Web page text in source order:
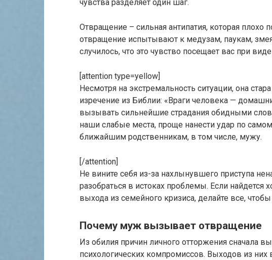
чувства разделяет один шаг.
Отвращение – сильная антипатия, которая плохо
отвращение испытывают к медузам, паукам,
случилось, что это чувство посещает вас при
[attention type=yellow]
Несмотря на экстремальность ситуации, она
изречение из Библии: «Враги человека —
вызывать сильнейшие страдания обидными
наши слабые места, проще нанести удар по
ближайшим родственникам, в том числе, мужу.
[/attention]
Не вините себя из-за нахлынувшего приступа
разобраться в истоках проблемы. Если
выхода из семейного кризиса, делайте все,
Почему муж вызывает отвращение
Из обилия причин личного отторжения сначала
психологических компромиссов. Выходов из